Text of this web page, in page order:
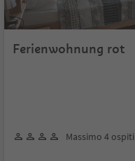
Ferienwohnung rot
Massimo 4 ospiti